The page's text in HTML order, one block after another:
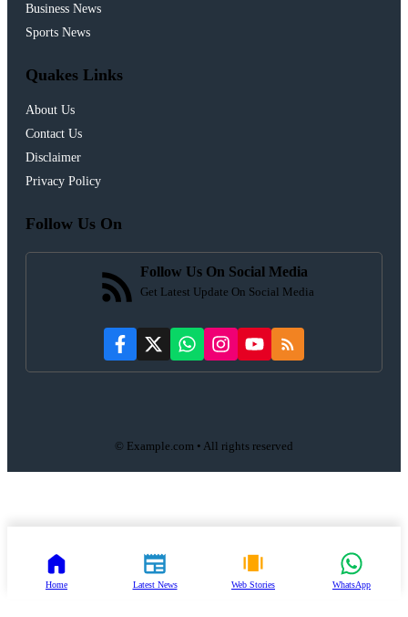
Business News
Sports News
Quakes Links
About Us
Contact Us
Disclaimer
Privacy Policy
Follow Us On
Follow Us On Social Media
Get Latest Update On Social Media
© Example.com • All rights reserved
Home Latest News Web Stories WhatsApp